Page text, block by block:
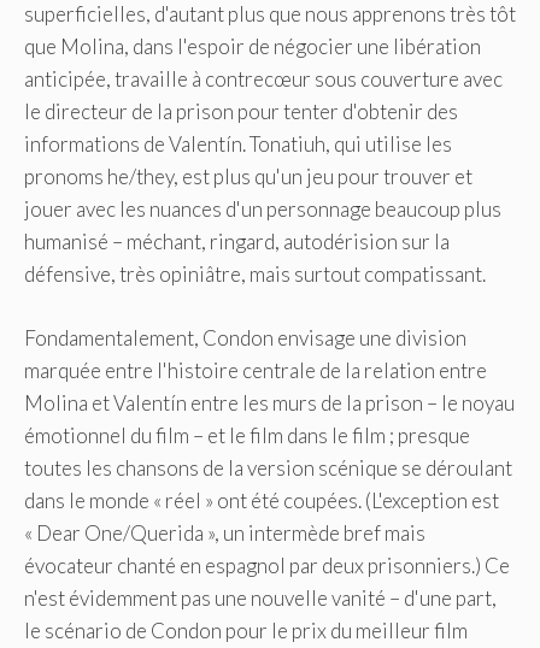
superficielles, d'autant plus que nous apprenons très tôt
que Molina, dans l'espoir de négocier une libération
anticipée, travaille à contrecœur sous couverture avec
le directeur de la prison pour tenter d'obtenir des
informations de Valentín. Tonatiuh, qui utilise les
pronoms he/they, est plus qu'un jeu pour trouver et
jouer avec les nuances d'un personnage beaucoup plus
humanisé – méchant, ringard, autodérision sur la
défensive, très opiniâtre, mais surtout compatissant.
Fondamentalement, Condon envisage une division
marquée entre l'histoire centrale de la relation entre
Molina et Valentín entre les murs de la prison – le noyau
émotionnel du film – et le film dans le film ; presque
toutes les chansons de la version scénique se déroulant
dans le monde « réel » ont été coupées. (L'exception est
« Dear One/Querida », un intermède bref mais
évocateur chanté en espagnol par deux prisonniers.) Ce
n'est évidemment pas une nouvelle vanité – d'une part,
le scénario de Condon pour le prix du meilleur film